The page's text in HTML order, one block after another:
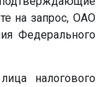
на запрос, ОАО
Федерального
налогового